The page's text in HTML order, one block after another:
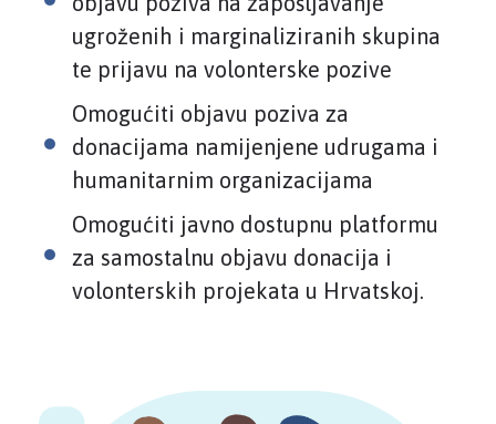
ugroženih i marginaliziranih skupina
te prijavu na volonterske pozive
Omogućiti objavu poziva za
donacijama namijenjene udrugama i
humanitarnim organizacijama
Omogućiti javno dostupnu platformu
za samostalnu objavu donacija i
volonterskih projekata u Hrvatskoj.